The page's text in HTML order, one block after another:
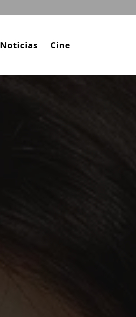
Noticias Cine